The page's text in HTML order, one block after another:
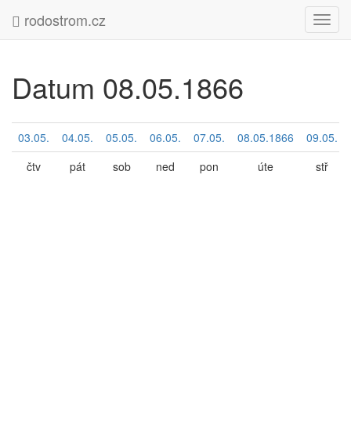
rodostrom.cz
Datum 08.05.1866
03.05. 04.05. 05.05. 06.05. 07.05. 08.05.1866 09.05.
čtv
pát sob ned pon úte stř